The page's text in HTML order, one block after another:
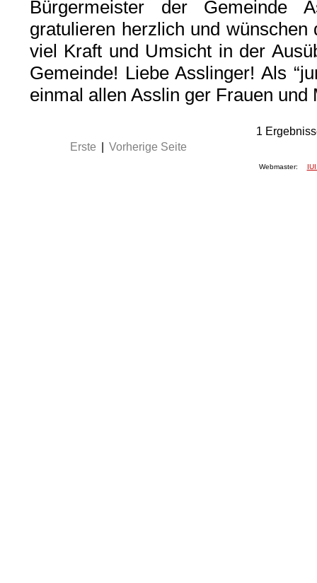
Bürgermeister der Gemeinde
gratulieren herzlich und
viel Kraft und Umsicht in der
Gemeinde! Liebe Asslinger! Als
einmal allen Asslin­ ger Frauen und
1
Erste
Vorherige Seite
Webmaster: